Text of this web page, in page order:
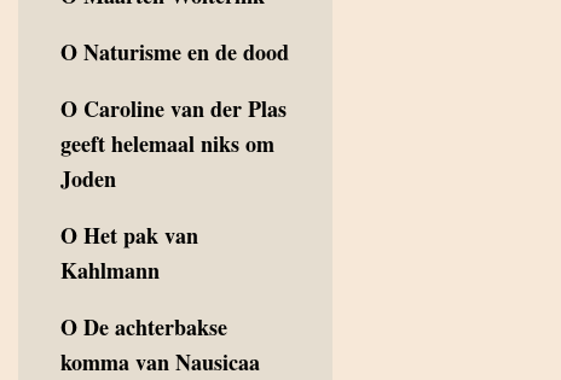
ONaturisme en de dood
O Caroline van der Plas
geeft helemaal niks om
Joden
OHet pak van
Kahlmann
ODe achterbakse
komma van Nausicaa